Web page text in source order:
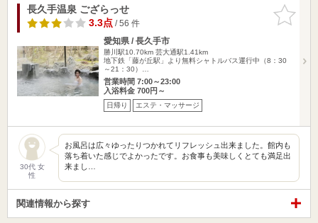
お気に入
りに追加
長久手温泉 ござらっせ
3.3点/ 56 件
愛知県 / 長久手市
勝川駅10.70km 芸大通駅1.41km
地下鉄「藤が丘駅」より無料シャトルバス運行中（8：30
～21：30）…
営業時間 7:00～23:00
入浴料金 700円～
日帰り エステ・マッサージ
30代 女
性
お風呂は広々ゆったりつかれてリフレッシュ出来ました。館内も
落ち着いた感じでよかったです。お食事も美味しくとても満足出
来まし…
関連情報から探す